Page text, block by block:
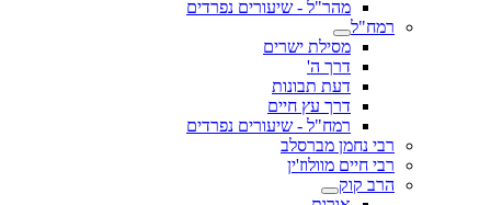
מהר"ל - שיעורים נפרדים
רמח"ל
מסילת ישרים
דרך ה'
דעת תבונות
דרך עץ חיים
רמח"ל - שיעורים נפרדים
רבי נחמן מברסלב
רבי חיים מוולוז'ין
הרב קוק